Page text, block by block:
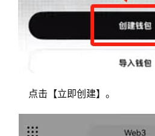
点击【立即创建】。